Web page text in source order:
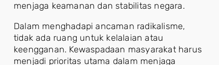
menjaga keamanan dan stabilitas negara.
Dalam menghadapi ancaman radikalisme,
tidak ada ruang untuk kelalaian atau
keengganan. Kewaspadaan masyarakat harus
menjadi prioritas utama dalam menjaga